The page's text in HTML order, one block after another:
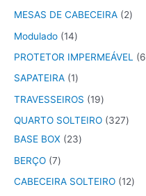
MESAS DE CABECEIRA
2
Modulado 14
PROTETOR IMPERMEÁVEL
6
SAPATEIRA 1
TRAVESSEIROS
19
QUARTO SOLTEIRO
327
BASE BOX
23
BERÇO 7
CABECEIRA SOLTEIRO 12